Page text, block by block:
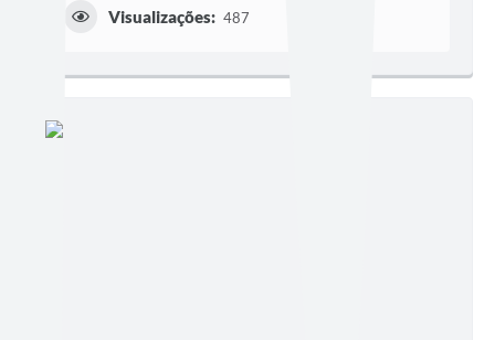
Visualizações: 487